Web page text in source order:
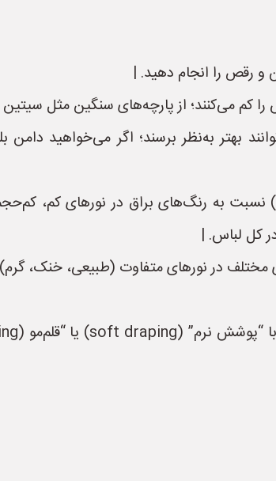
رقص را انجام دهید. |
می‌کنند؛ از پارچه‌های سنگین مثل سیتین
بهتر به‌نظر برسند؛ اگر می‌خواهید
به رنگ‌های براق در نورهای کم،
کل لباس. |
در نورهای متفاوت (طبیعی، خنک، گرم)